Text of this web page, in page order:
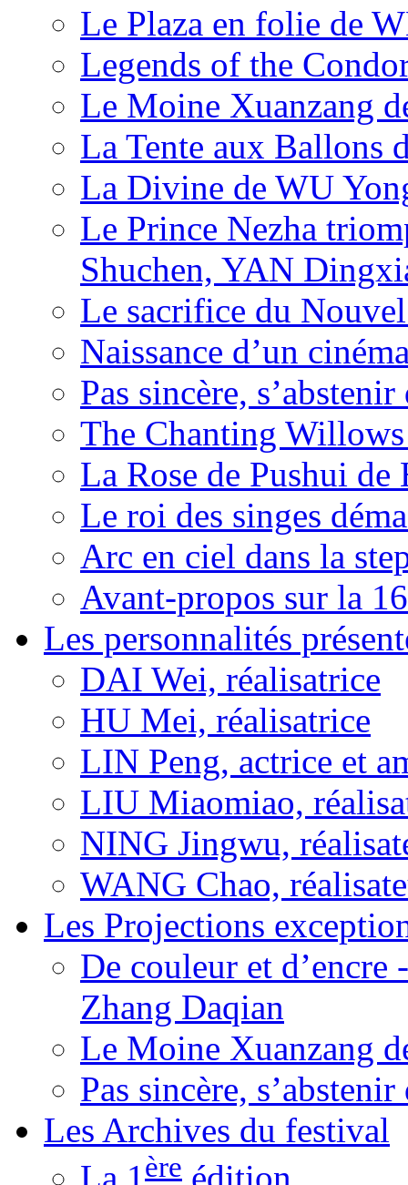
Le Plaza en folie de
Legends of the
Le Moine Xuanzang
La Tente aux Ballons
La Divine de WU
Le Prince Nezha
Shuchen, YAN
Le sacrifice du
Naissance d’un
Pas sincère,
The Chanting
La Rose de Pushui de
Le roi des singes
Arc en ciel dans la
Avant-propos sur la
Les personnalités
DAI Wei, réalisatrice
HU Mei, réalisatrice
LIN Peng, actrice et
LIU Miaomiao,
NING Jingwu,
WANG Chao,
Les Projections
De couleur et
Zhang Daqian
Le Moine Xuanzang
Pas sincère,
Les Archives du festival
La 1ère édition